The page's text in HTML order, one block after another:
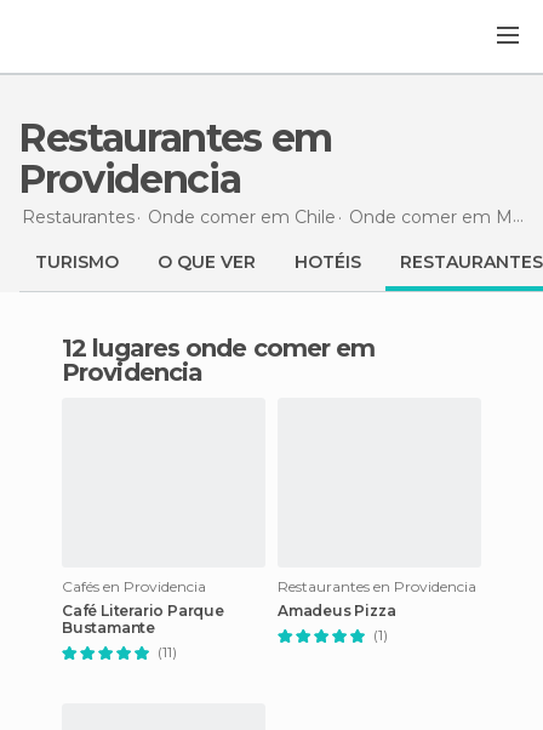
Restaurantes em
Providencia
Restaurantes Onde comer em Chile Onde comer em Metropolitana
TURISMO O QUE VER HOTÉIS RESTAURANTES
12 lugares onde comer em
Providencia
Cafés en Providencia
Café Literario Parque
Bustamante
(11)
Restaurantes en Providencia
Amadeus Pizza
(1)